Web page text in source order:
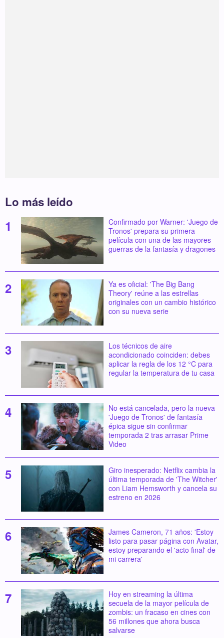
Lo más leído
Confirmado por Warner: 'Juego de
Tronos' prepara su primera
película con una de las mayores
guerras de la fantasía y dragones
Ya es oficial: 'The Big Bang
Theory' reúne a las estrellas
originales con un cambio histórico
con su nueva serie
Los técnicos de aire
acondicionado coinciden: debes
aplicar la regla de los 12 °C para
regular la temperatura de tu casa
No está cancelada, pero la nueva
'Juego de Tronos' de fantasía
épica sigue sin confirmar
temporada 2 tras arrasar Prime
Video
Giro inesperado: Netflix cambia la
última temporada de 'The Witcher'
con Liam Hemsworth y cancela su
estreno en 2026
James Cameron, 71 años: 'Estoy
listo para pasar página con Avatar,
estoy preparando el 'acto final' de
mi carrera'
Hoy en streaming la última
secuela de la mayor película de
zombis: un fracaso en cines con
56 millones que ahora busca
salvarse